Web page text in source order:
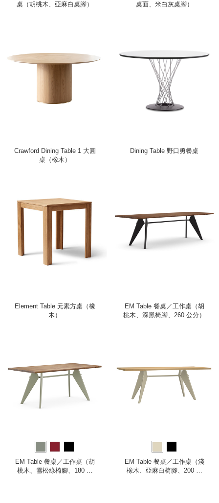
桌（胡桃木、亞麻白桌腳） 桌面、米白灰桌腳）
Crawford Dining Table 1 大圓
桌（橡木）
Dining Table 野口勇餐桌
Element Table 元素方桌（橡
木）
EM Table 餐桌／工作桌（胡
桃木、深黑椅腳、260 公分）
EM Table 餐桌／工作桌（胡
桃木、雪松綠椅腳、180 公
EM Table 餐桌／工作桌（淺
橡木、亞麻白椅腳、200 公